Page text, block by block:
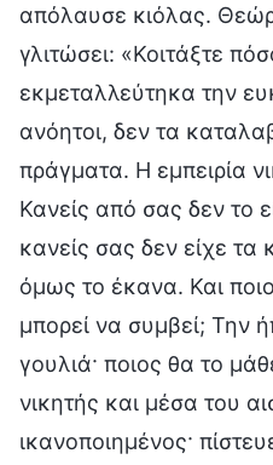
απόλαυσε κιόλας.
γλιτώσει: «Κοιτάξτε
εκμεταλλεύτηκα την
ανόητοι, δεν τα
πράγματα. Η εμπειρία
Κανείς από σας δεν το
κανείς σας δεν είχε τα
όμως το έκανα. Και
μπορεί να συμβεί; Την
γουλιά· ποιος θα το
νικητής και μέσα του
ικανοποιημένος·